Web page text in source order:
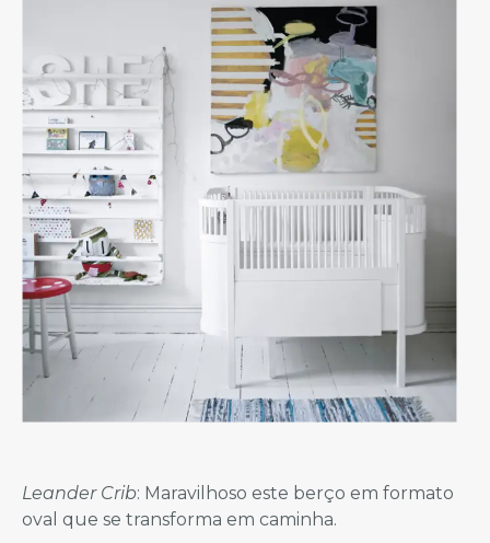
Leander Crib: Maravilhoso este berço em formato
oval que se transforma em caminha.